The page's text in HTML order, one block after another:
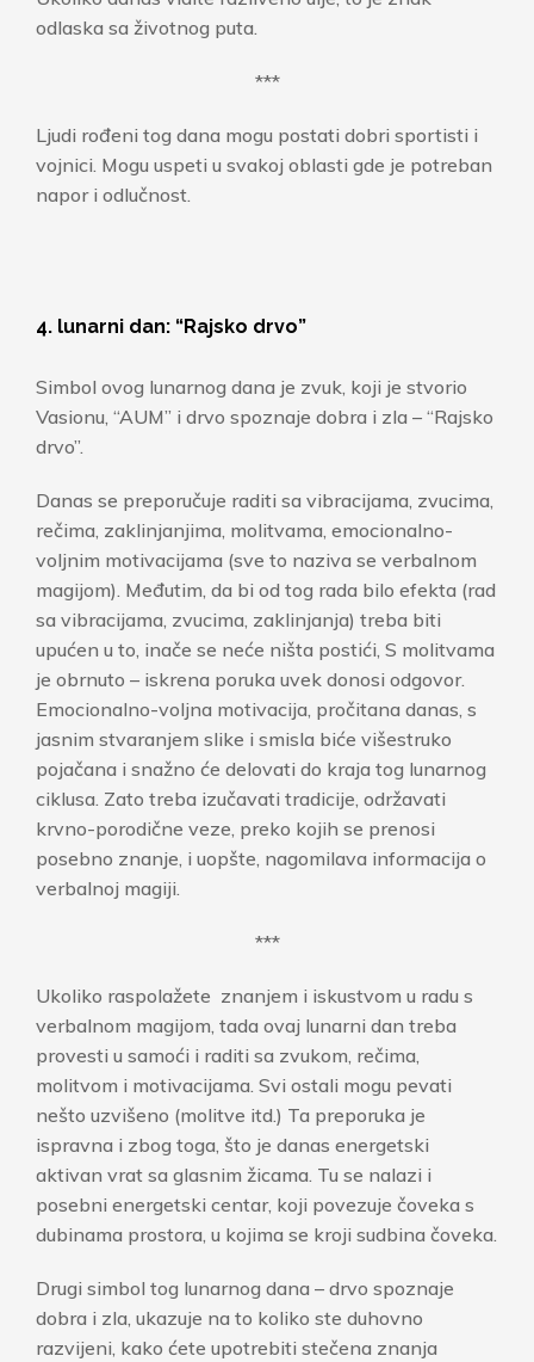
odlaska sa životnog puta.
***
Ljudi rođeni tog dana mogu postati dobri sportisti i
vojnici. Mogu uspeti u svakoj oblasti gde je potreban
napor i odlučnost.
4. lunarni dan: “Rajsko drvo”
Simbol ovog lunarnog dana je zvuk, koji je stvorio
Vasionu, “AUM” i drvo spoznaje dobra i zla – “Rajsko
drvo”.
Danas se preporučuje raditi sa vibracijama, zvucima,
rečima, zaklinjanjima, molitvama, emocionalno-
voljnim motivacijama (sve to naziva se verbalnom
magijom). Međutim, da bi od tog rada bilo efekta (rad
sa vibracijama, zvucima, zaklinjanja) treba biti
upućen u to, inače se neće ništa postići, S molitvama
je obrnuto – iskrena poruka uvek donosi odgovor.
Emocionalno-voljna motivacija, pročitana danas, s
jasnim stvaranjem slike i smisla biće višestruko
pojačana i snažno će delovati do kraja tog lunarnog
ciklusa. Zato treba izučavati tradicije, održavati
krvno-porodične veze, preko kojih se prenosi
posebno znanje, i uopšte, nagomilava informacija o
verbalnoj magiji.
***
Ukoliko raspolažete znanjem i iskustvom u radu s
verbalnom magijom, tada ovaj lunarni dan treba
provesti u samoći i raditi sa zvukom, rečima,
molitvom i motivacijama. Svi ostali mogu pevati
nešto uzvišeno (molitve itd.) Ta preporuka je
ispravna i zbog toga, što je danas energetski
aktivan vrat sa glasnim žicama. Tu se nalazi i
posebni energetski centar, koji povezuje čoveka s
dubinama prostora, u kojima se kroji sudbina čoveka.
Drugi simbol tog lunarnog dana – drvo spoznaje
dobra i zla, ukazuje na to koliko ste duhovno
razvijeni, kako ćete upotrebiti stečena znanja